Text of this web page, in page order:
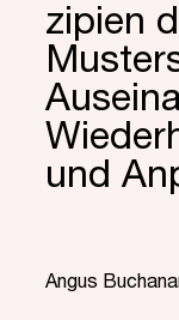
zipien
und
Angus